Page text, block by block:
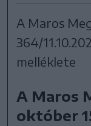
A Maros
364/
melléklete
A Maros
október